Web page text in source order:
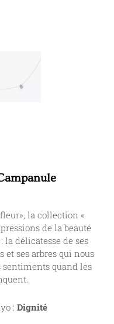
la collection «
de la beauté
la délicatesse de ses
et ses arbres qui nous
quand les
: Dignité